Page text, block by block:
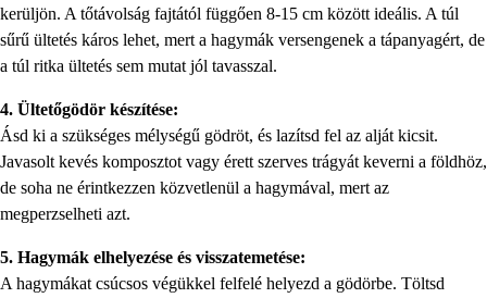
kerüljön. A tőtávolság fajtától függően 8-15 cm között ideális. A túl
sűrű ültetés káros lehet, mert a hagymák versengenek a tápanyagért, de
a túl ritka ültetés sem mutat jól tavasszal.
4. Ültetőgödör készítése:
Ásd ki a szükséges mélységű gödröt, és lazítsd fel az alját kicsit.
Javasolt kevés komposztot vagy érett szerves trágyát keverni a földhöz,
de soha ne érintkezzen közvetlenül a hagymával, mert az
megperzselheti azt.
5. Hagymák elhelyezése és visszatemetése:
A hagymákat csúcsos végükkel felfelé helyezd a gödörbe. Töltsd